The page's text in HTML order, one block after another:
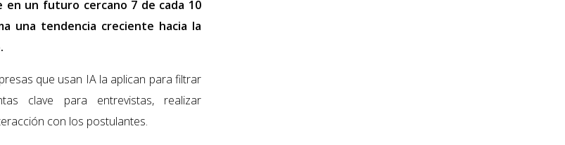
un futuro cercano 7 de cada 10
una tendencia creciente hacia la
que usan IA la aplican para filtrar
clave para entrevistas, realizar
con los postulantes.